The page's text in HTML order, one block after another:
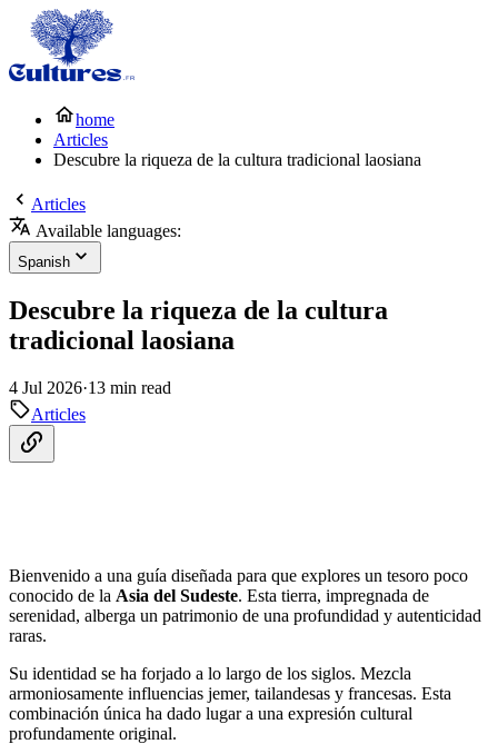
home
Articles
Descubre la riqueza de la cultura tradicional laosiana
Articles
Available languages:
Spanish
Descubre la riqueza de la cultura
tradicional laosiana
4 Jul 2026·13 min read
Articles
Bienvenido a una guía diseñada para que explores un tesoro poco
conocido de la Asia del Sudeste. Esta tierra, impregnada de
serenidad, alberga un patrimonio de una profundidad y autenticidad
raras.
Su identidad se ha forjado a lo largo de los siglos. Mezcla
armoniosamente influencias jemer, tailandesas y francesas. Esta
combinación única ha dado lugar a una expresión cultural
profundamente original.